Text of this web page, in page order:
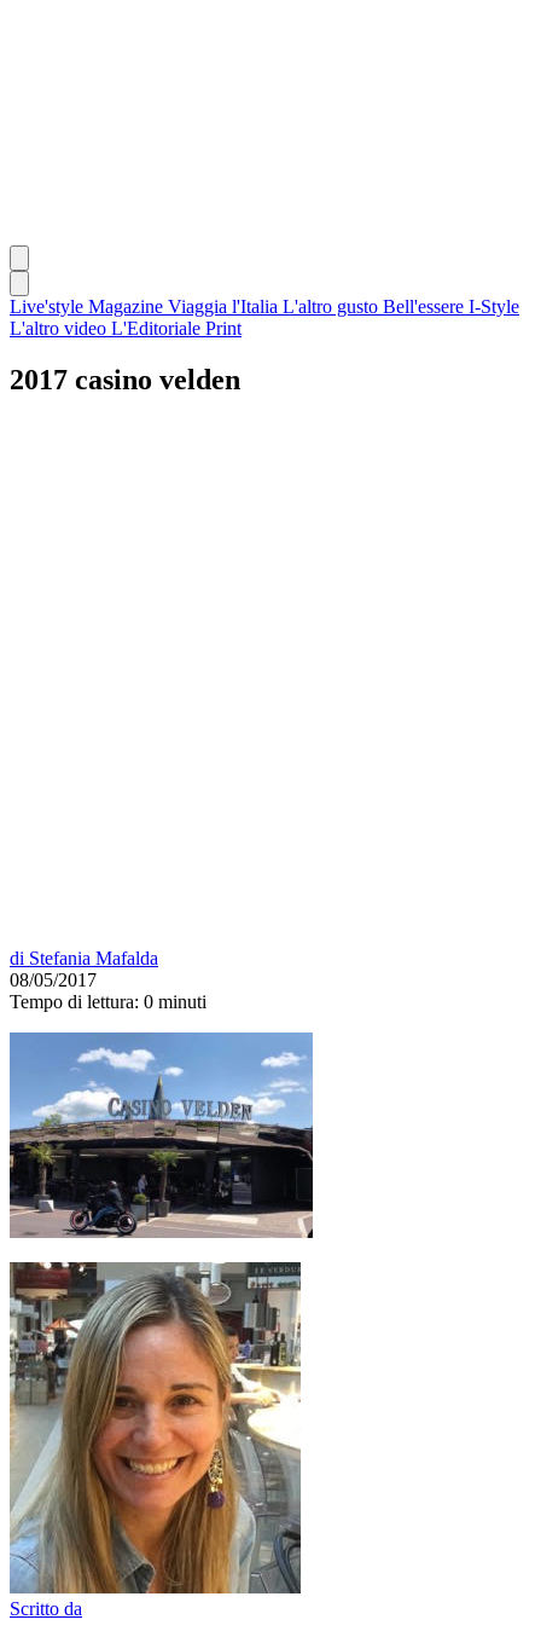
Live'style Magazine Viaggia l'Italia L'altro gusto Bell'essere I-Style
L'altro video L'Editoriale Print
2017 casino velden
di Stefania Mafalda
08/05/2017
Tempo di lettura: 0 minuti
Scritto da